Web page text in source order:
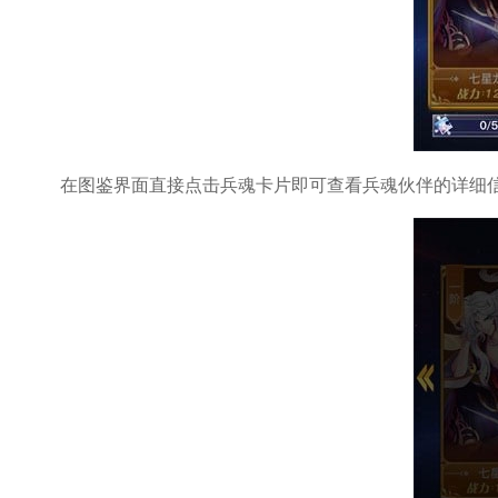
在图鉴界面直接点击兵魂卡片即可查看兵魂伙伴的详细